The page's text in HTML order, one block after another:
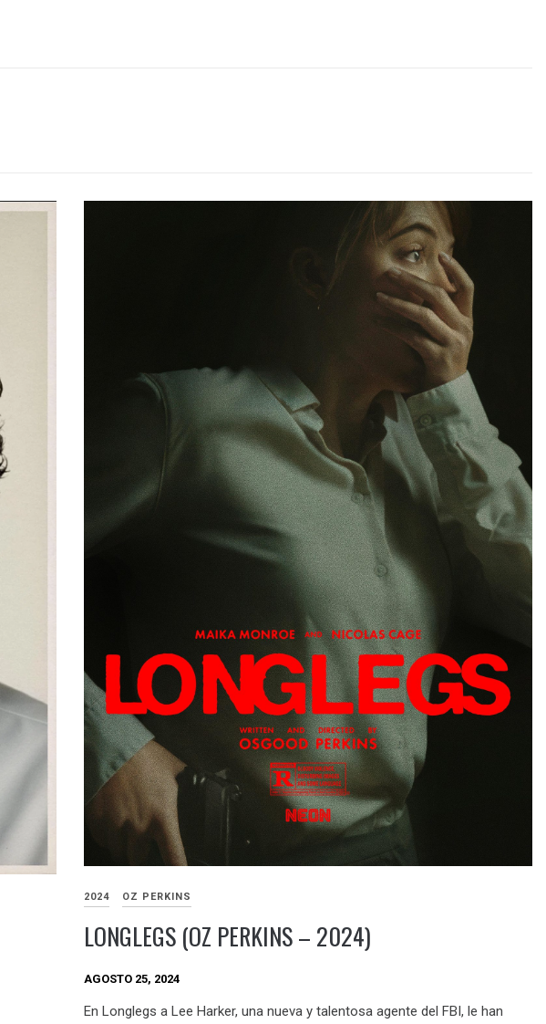
2024 OZ PERKINS
LONGLEGS (OZ PERKINS – 2024)
AGOSTO 25, 2024
En Longlegs a Lee Harker, una nueva y talentosa agente del FBI, le han